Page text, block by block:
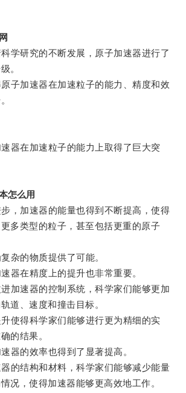
研究的不断发展，原子加速器进行了
。
加速器在加速粒子的能力、精度和效
在加速粒子的能力上取得了巨大突
怎么用
加速器的能量也得到不断提高，使得
多类型的粒子，甚至包括更重的原子
的物质提供了可能。
在精度上的提升也非常重要。
速器的控制系统，科学家们能够更加
道、速度和撞击目标。
得科学家们能够进行更为精细的实
的结果。
的效率也得到了显著提高。
结构和材料，科学家们能够减少能量
况，使得加速器能够更高效地工作。